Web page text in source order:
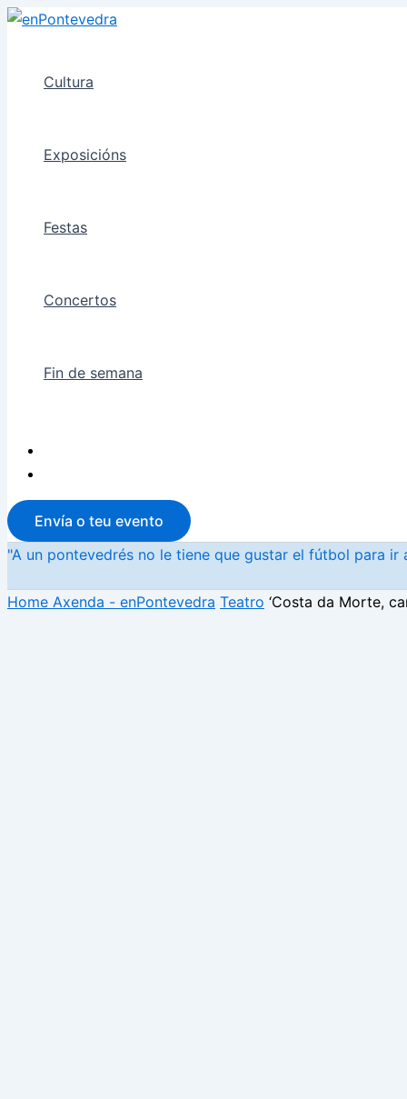
Ir
Cultura
Exposicións
Festas
Concertos
Fin de semana
Envía o teu evento
"A un pontevedrés no le tiene que gustar el fútbol para ir
Home Axenda - enPontevedra Teatro ‘Costa da Morte,